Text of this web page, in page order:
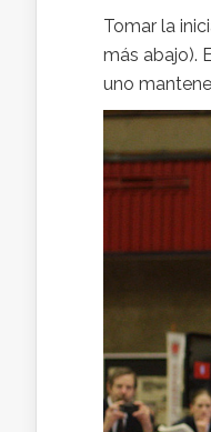
Tomar la
más abajo).
uno